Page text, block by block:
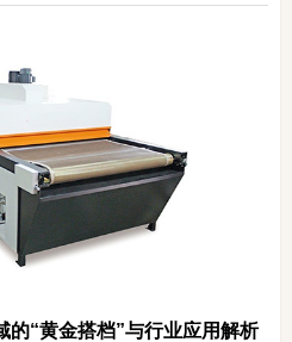
的“黄金搭档”与行业应用解析